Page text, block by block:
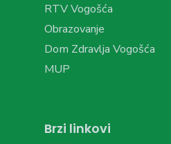
RTV Vogošća
Obrazovanje
Dom Zdravlja Vogošća
MUP
Brzi linkovi